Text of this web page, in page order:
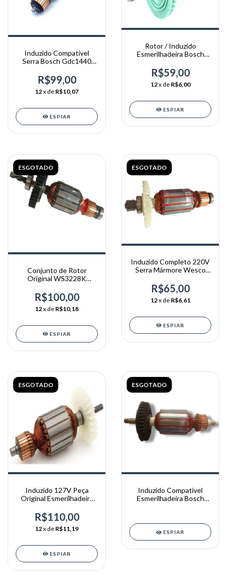
Induzido Compatível
Serra Bosch Gdc1440
R$99,00
12x de R$10,07
ESPIAR
Rotor / Induzido
Esmerilhadeira Bosch
R$59,00
12x de R$6,00
ESPIAR
ESGOTADO
Conjunto de Rotor
Original WS3228K
900W
R$100,00
12x de R$10,18
ESPIAR
ESGOTADO
Induzido Completo 220V
Serra Mármore Wesco
R$65,00
12x de R$6,61
ESPIAR
ESGOTADO
Induzido 127V Peça
Original Esmerilhadeira
R$110,00
12x de R$11,19
ESPIAR
ESGOTADO
Induzido Compatível
Esmerilhadeira Bosch
ESPIAR